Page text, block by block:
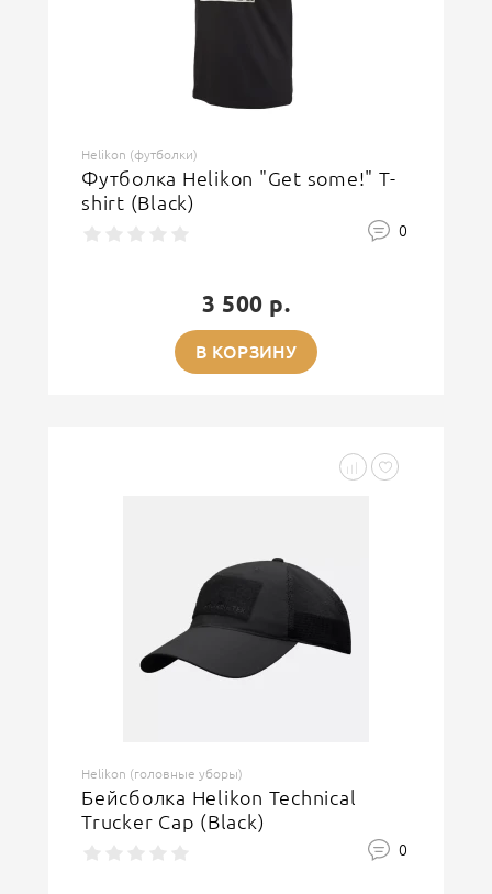
Helikon (футболки)
Футболка Helikon "Get some!" T-
shirt (Black)
0
3 500 р.
В КОРЗИНУ
Helikon (головные уборы)
Бейсболка Helikon Technical
Trucker Cap (Black)
0